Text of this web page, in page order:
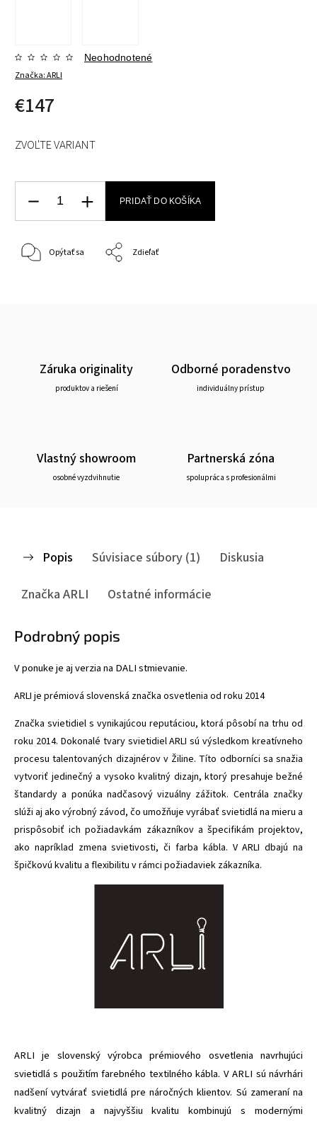
Značka:ARLI
Neohodnotené
€147
ZVOĽTE VARIANT
PRIDAŤ DO KOŠÍKA
Opýtať sa Zdieľať
Záruka originality
produktov a riešení
Odborné poradenstvo
individuálny prístup
Vlastný showroom
osobné vyzdvihnutie
Partnerská zóna
spolupráca s profesionálmi
Popis Súvisiace súbory (1)
Diskusia
ZnačkaARLI Ostatné informácie
Podrobný popis
V ponuke je aj verzia na DALI stmievanie.
ARLI je prémiová slovenská značka osvetlenia od roku 2014
Značka svietidiel s vynikajúcou reputáciou, ktorá pôsobí na trhu od
roku 2014. Dokonalé tvary svietidiel ARLI sú výsledkom kreatívneho
procesu talentovaných dizajnérov v Žiline. Títo odborníci sa snažia
vytvoriť jedinečný a vysoko kvalitný dizajn, ktorý presahuje bežné
štandardy a ponúka nadčasový vizuálny zážitok. Centrála značky
slúži aj ako výrobný závod, čo umožňuje vyrábať svietidlá na mieru a
prispôsobiť ich požiadavkám zákazníkov a špecifikám projektov,
ako napríklad zmena svietivosti, či farba kábla. V ARLI dbajú na
špičkovú kvalitu a flexibilitu v rámci požiadaviek zákazníka.
ARLI je slovenský výrobca prémiového osvetlenia navrhujúci
svietidlá s použitím farebného textilného kábla. V ARLI sú návrhári
nadšení vytvárať svietidlá pre náročných klientov. Sú zameraní na
kvalitný dizajn a najvyššiu kvalitu kombinujú s modernými